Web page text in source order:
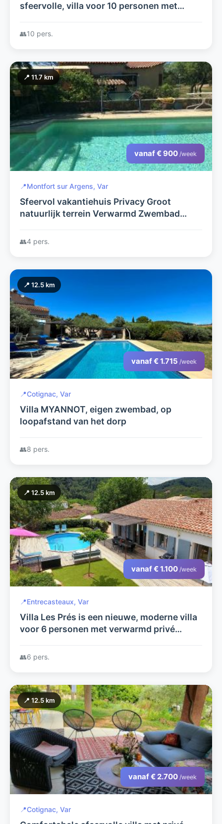
sfeervolle, villa voor 10 personen met
👥10 pers.
📍 11.7 km
vanaf € 900 /week
📍Montfort sur Argens, Var
Sfeervol vakantiehuis Privacy Groot
natuurlijk terrein Verwarmd Zwembad
restaurants !
👥4 pers.
📍 12.5 km
vanaf € 1.715 /week
📍Cotignac, Var
Villa MYANNOT, eigen zwembad, op
loopafstand van het dorp
👥8 pers.
📍 12.5 km
vanaf € 1.100 /week
📍Entrecasteaux, Var
Villa Les Prés is een nieuwe, moderne villa
voor 6 personen met verwarmd privé
👥6 pers.
📍 12.5 km
vanaf € 2.700 /week
📍Cotignac, Var